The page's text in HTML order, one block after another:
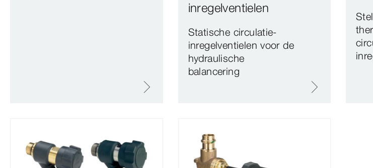
inregelventielen
Statische circulatie-​
inregelventielen voor de
hydraulische
balancering